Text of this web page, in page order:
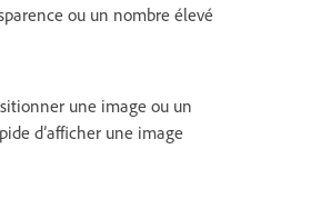
ou un nombre élevé
une image ou un
d’afficher une image